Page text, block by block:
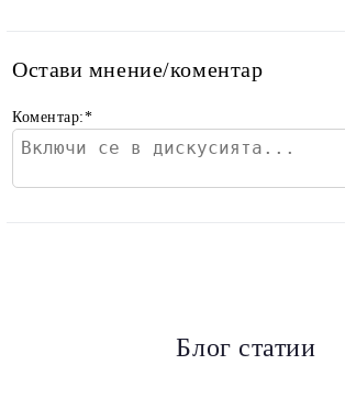
Остави мнение/коментар
Коментар:*
Блог статии